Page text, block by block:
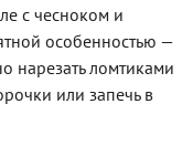
с чесноком и
особенностью —
нарезать ломтиками
или запечь в